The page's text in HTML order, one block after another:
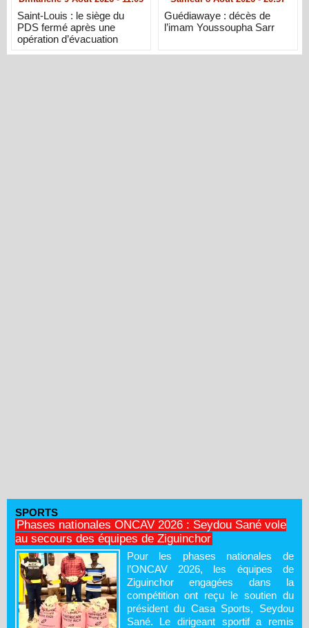
Saint-Louis : le siège du
PDS fermé après une
opération d’évacuation
Guédiawaye : décès de
l’imam Youssoupha Sarr
SPORTS
Phases nationales ONCAV 2026 : Seydou Sané vole
au secours des équipes de Ziguinchor
Pour les phases nationales de
l’ONCAV 2026, les équipes de
Ziguinchor engagées dans la
compétition ont reçu le soutien du
président du Casa Sports, Seydou
Sané. Le dirigeant sportif a remis